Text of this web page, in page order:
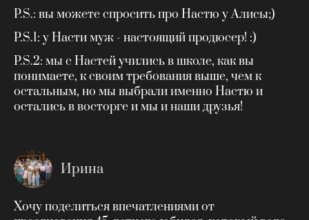
P.S.: вы можете спросить про Настю у Алисы;)
P.S.1: у Насти муж - настоящий продюсер! :)
P.S.2: мы с Настей учились в школе, как вы
понимаете, к своим требования выше, чем к
остальным, но мы выбрали именно Настю и
остались в восторге и мы и наши друзья!
Ирина
Хочу поделиться впечатлениями от